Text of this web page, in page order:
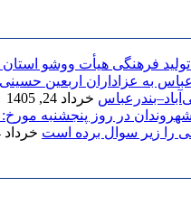
تولید فرهنگی هیأت ووشو
به عزاداران اربعین حسینی
خرداد 24, 1405
مورخ: ۱۵ مرداد به مقصد آرامستان باغو
را زیر سوال برده است خرداد 24, 1405